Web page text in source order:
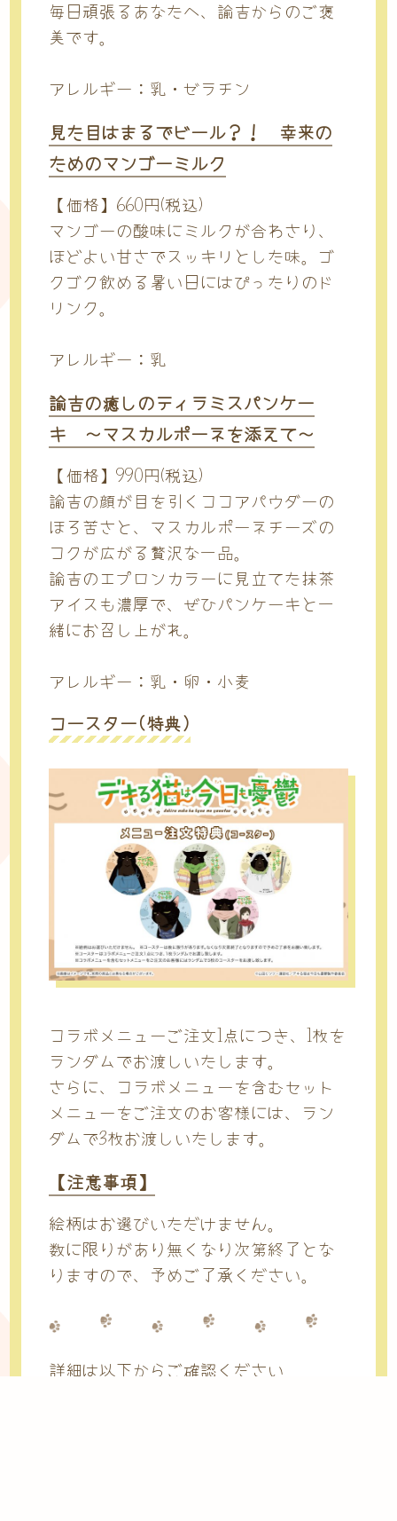
毎日頑張るあなたへ、諭吉からのご褒
美です。
アレルギー：乳・ゼラチン
見た目はまるでビール？！ 幸来の
ためのマンゴーミルク
【価格】 660円(税込)
マンゴーの酸味にミルクが合わさり、
ほどよい甘さでスッキリとした味。ゴ
クゴク飲める暑い日にはぴったりのド
リンク。
アレルギー：乳
諭吉の癒しのティラミスパンケー
キ ～マスカルポーネを添えて～
【価格】990円(税込)
諭吉の顔が目を引くココアパウダーの
ほろ苦さと、マスカルポーネチーズの
コクが広がる贅沢な一品。
諭吉のエプロンカラーに見立てた抹茶
アイスも濃厚で、ぜひパンケーキと一
緒にお召し上がれ。
アレルギー：乳・卵・小麦
コースター(特典)
コラボメニューご注文1点につき、1枚を
ランダムでお渡しいたします。
さらに、コラボメニューを含むセット
メニューをご注文のお客様には、ラン
ダムで3枚お渡しいたします。
【注意事項】
絵柄はお選びいただけません。
数に限りがあり無くなり次第終了とな
りますので、予めご了承ください。
詳細は以下からご確認ください